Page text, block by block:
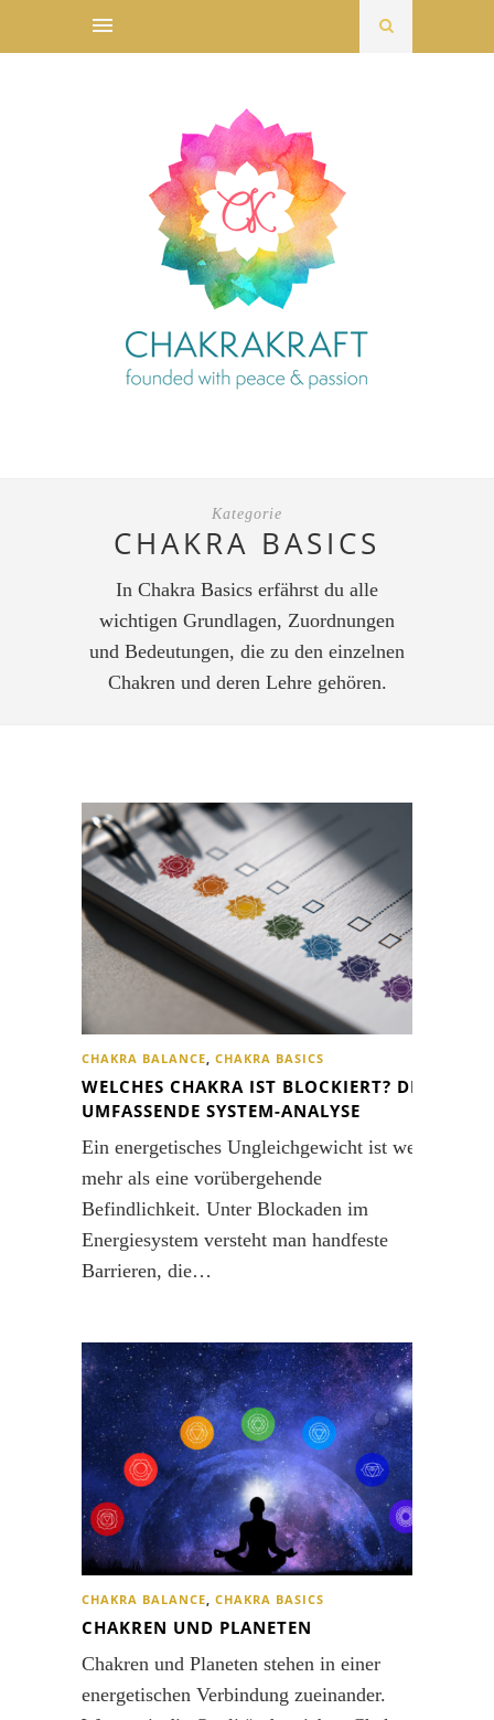
Kategorie
CHAKRA BASICS
In Chakra Basics erfährst du alle
wichtigen Grundlagen, Zuordnungen
und Bedeutungen, die zu den einzelnen
Chakren und deren Lehre gehören.
CHAKRA BALANCE, CHAKRA BASICS
WELCHES CHAKRA IST BLOCKIERT? DIE
UMFASSENDE SYSTEM-ANALYSE
Ein energetisches Ungleichgewicht ist weit
mehr als eine vorübergehende
Befindlichkeit. Unter Blockaden im
Energiesystem versteht man handfeste
Barrieren, die…
CHAKRA BALANCE CHAKRA BASICS
CHAKREN UND PLANETEN
Chakren und Planeten stehen in einer
energetischen Verbindung zueinander.